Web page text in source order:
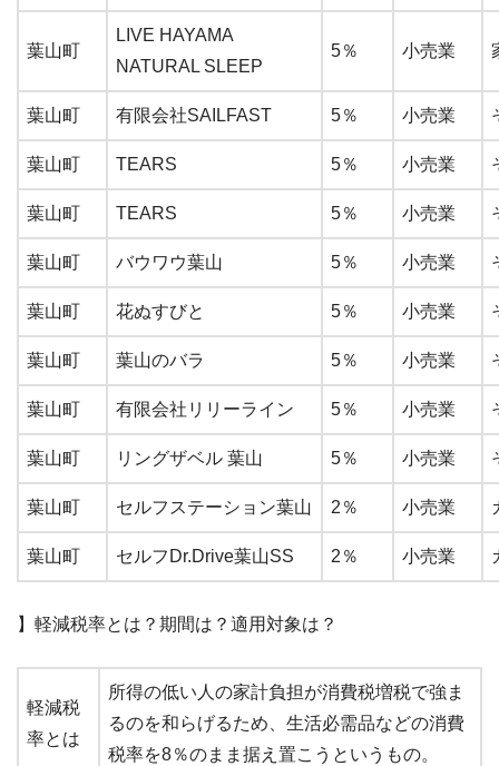
葉山町
LIVE HAYAMA
NATURAL SLEEP
5％ 小売業
葉山町 有限会社SAILFAST 5％ 小売業
葉山町 TEARS 5％ 小売業
葉山町 TEARS 5％ 小売業
葉山町 バウワウ葉山 5％ 小売業
葉山町 花ぬすびと 5％ 小売業
葉山町 葉山のバラ 5％ 小売業
葉山町 有限会社リリーライン 5％ 小売業
葉山町 リングザベル 葉山 5％ 小売業
葉山町 セルフステーション葉山 2％ 小売業
葉山町 セルフDr.Drive葉山SS 2％ 小売業
】軽減税率とは？期間は？適用対象は？
軽減税
率とは
所得の低い人の家計負担が消費税増税で強ま
るのを和らげるため、生活必需品などの消費
税率を8％のまま据え置こうというもの。